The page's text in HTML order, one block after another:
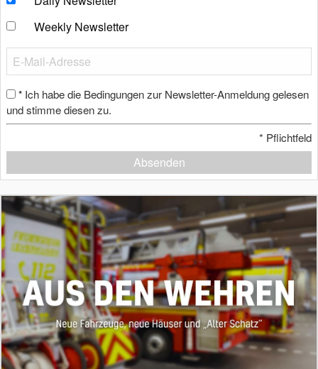
Weekly Newsletter
* Ich habe die Bedingungen zur Newsletter-Anmeldung gelesen
und stimme diesen zu.
* Pflichtfeld
Absenden